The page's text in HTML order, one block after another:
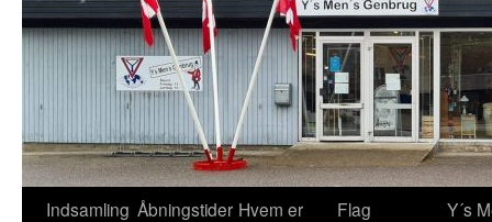
Hop
Indsamling Åbningstider Hvem er
Flag
Y´s